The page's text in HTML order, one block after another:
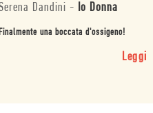
Dandini - Io Donna
una boccata d'ossigeno!
Leggi